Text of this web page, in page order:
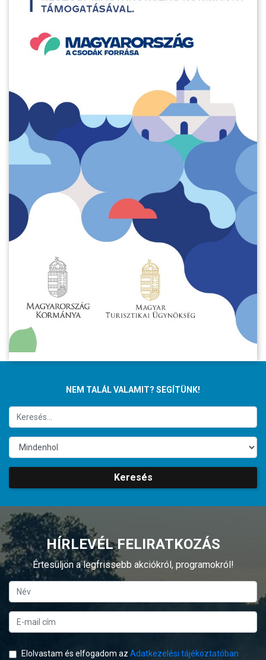
NEM TALÁL VALAMIT? SEGÍTÜNK!
Keresés
HÍRLEVÉL FELIRATKOZÁS
Értesüljön a legfrissebb akciókról, programokról!
Elolvastam és elfogadom az Adatkezelési tájékoztatóban